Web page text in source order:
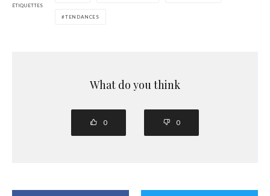
ÉTIQUETTES
TENDANCES
What do you think
0 0